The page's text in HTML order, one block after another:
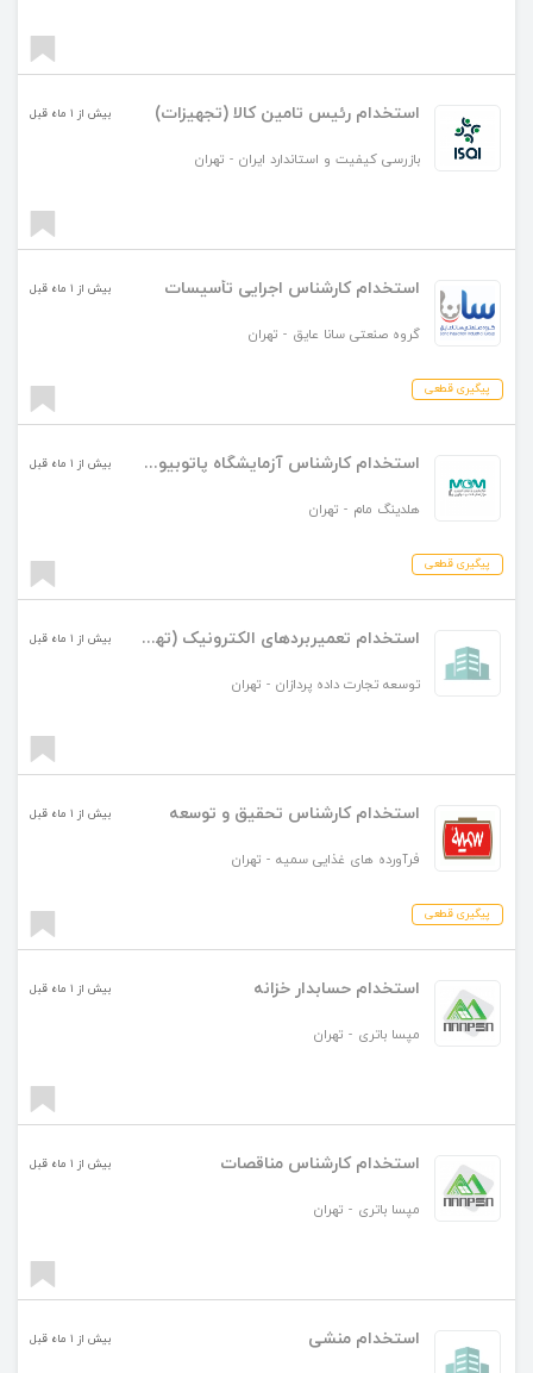
استخدام رئیس تامین کالا (تجهیزات)
بازرسی کیفیت و استاندارد ایران - تهران
بیش از ۱ ماه قبل
استخدام کارشناس اجرایی تأسیسات
گروه صنعتی سانا عایق - تهران
بیش از ۱ ماه قبل
پیگیری قطعی
استخدام کارشناس آزمایشگاه پاتوبیولوژی
هلدینگ مام - تهران
بیش از ۱ ماه قبل
پیگیری قطعی
استخدام تعمیربردهای الکترونیک (تهران)
توسعه تجارت داده پردازان - تهران
بیش از ۱ ماه قبل
استخدام کارشناس تحقیق و توسعه
فرآورده های غذایی سمیه - تهران
بیش از ۱ ماه قبل
پیگیری قطعی
استخدام حسابدار خزانه
مپسا باتری - تهران
بیش از ۱ ماه قبل
استخدام کارشناس مناقصات
مپسا باتری - تهران
بیش از ۱ ماه قبل
استخدام منشی بیش از ۱ ماه قبل